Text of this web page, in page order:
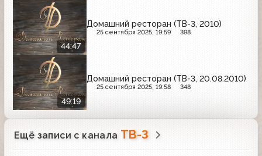
44:47
Домашний ресторан (ТВ-3, 2010)
25 сентября 2025, 19:59 398
49:19
Домашний ресторан (ТВ-3, 20.08.2010)
25 сентября 2025, 19:58 348
Ещё записи с канала ТВ-3